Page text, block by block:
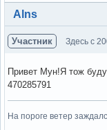
Вне форума
Alns
Участник Здесь с
Привет Мун!Я тож
470285791
На пороге ветер